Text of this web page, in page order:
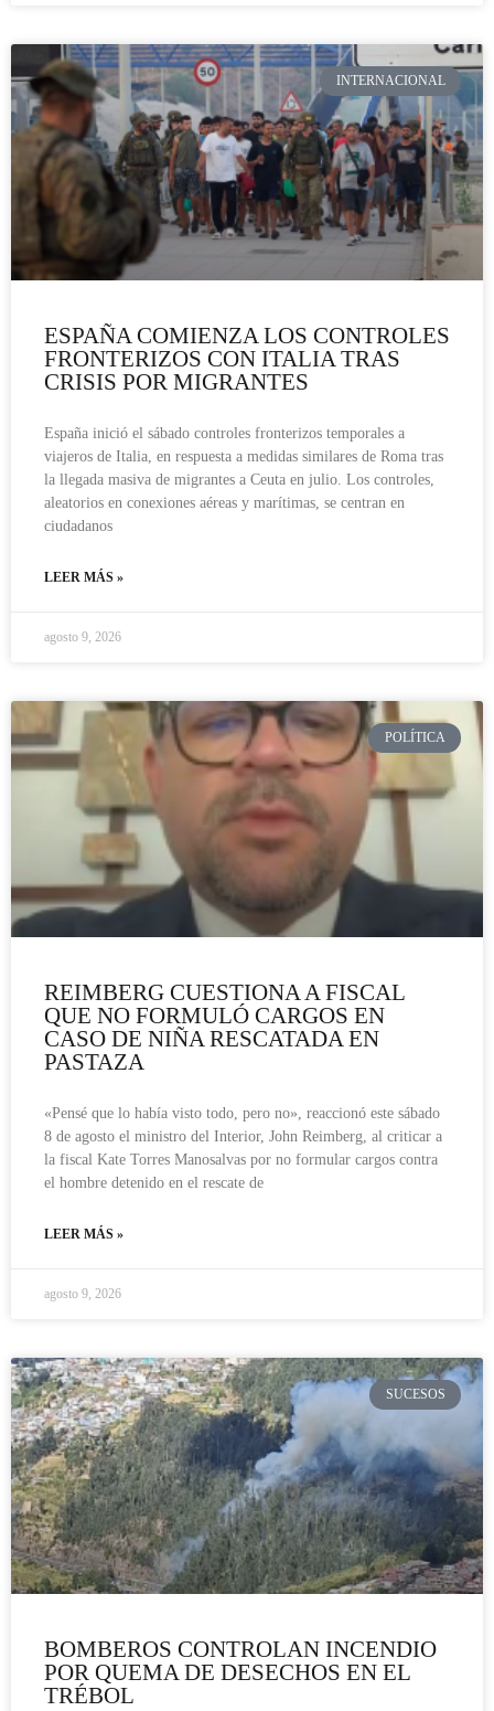
INTERNACIONAL
ESPAÑA COMIENZA LOS CONTROLES
FRONTERIZOS CON ITALIA TRAS
CRISIS POR MIGRANTES
España inició el sábado controles fronterizos temporales a
viajeros de Italia, en respuesta a medidas similares de Roma tras
la llegada masiva de migrantes a Ceuta en julio. Los controles,
aleatorios en conexiones aéreas y marítimas, se centran en
ciudadanos
LEER MÁS »
agosto 9, 2026
POLÍTICA
REIMBERG CUESTIONA A FISCAL
QUE NO FORMULÓ CARGOS EN
CASO DE NIÑA RESCATADA EN
PASTAZA
«Pensé que lo había visto todo, pero no», reaccionó este sábado
8 de agosto el ministro del Interior, John Reimberg, al criticar a
la fiscal Kate Torres Manosalvas por no formular cargos contra
el hombre detenido en el rescate de
LEER MÁS »
agosto 9, 2026
SUCESOS
BOMBEROS CONTROLAN INCENDIO
POR QUEMA DE DESECHOS EN EL
TRÉBOL